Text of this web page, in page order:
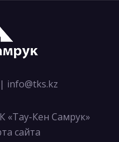
| info@tks.kz
«Тау-Кен Самрук»
сайта